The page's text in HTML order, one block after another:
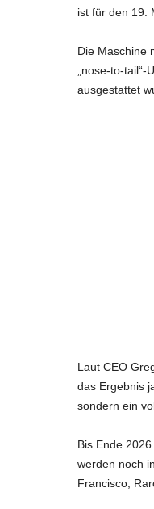
ist für den 19.
Die Maschine
„nose-to-
ausgestattet
Laut CEO
das Ergebnis
sondern ein
Bis Ende
werden noch
Francisco,